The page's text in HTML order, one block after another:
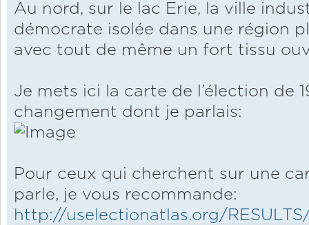
Au nord, sur le lac Erie, la ville
démocrate isolée dans une région
avec tout de même un fort tissu
Je mets ici la carte de l’élection de
changement dont je parlais:
Pour ceux qui cherchent sur une
parle, je vous recommande:
http://uselectionatlas.org/